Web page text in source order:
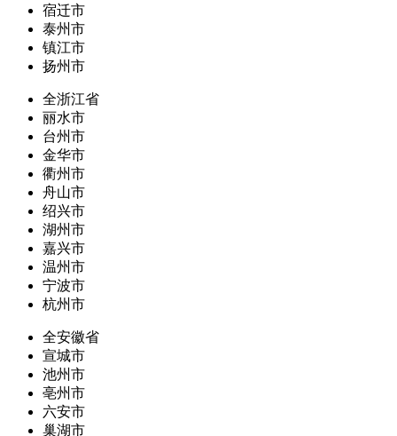
宿迁市
泰州市
镇江市
扬州市
全浙江省
丽水市
台州市
金华市
衢州市
舟山市
绍兴市
湖州市
嘉兴市
温州市
宁波市
杭州市
全安徽省
宣城市
池州市
亳州市
六安市
巢湖市